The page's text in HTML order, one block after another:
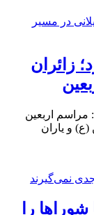
زائران
مراسم اربعین
(ع) و یاران
را